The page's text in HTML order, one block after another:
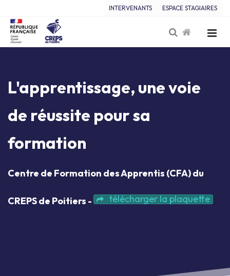
INTERVENANTS ESPACE STAGIAIRES
L'apprentissage, une voie
de réussite pour sa
formation
Centre de Formation des Apprentis (CFA) du
CREPS de Poitiers - télécharger la plaquette